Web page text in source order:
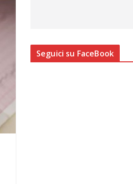
Seguici su FaceBook